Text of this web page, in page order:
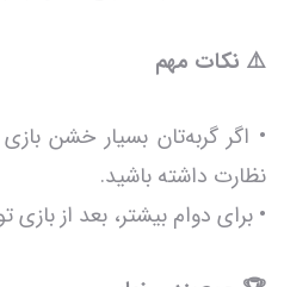
⚠️ نکات مهم
• اگر گربه‌تان بسیار خشن
نظارت داشته باشید.
• برای دوام بیشتر، بعد از بازی